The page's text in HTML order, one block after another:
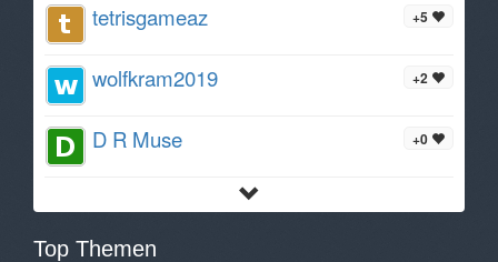
+5
tetrisgameaz
+2
wolfkram2019
+0
D R Muse
Top Themen